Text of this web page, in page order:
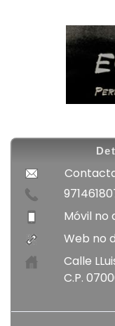
Móvil no
Web no
Calle
C.P.